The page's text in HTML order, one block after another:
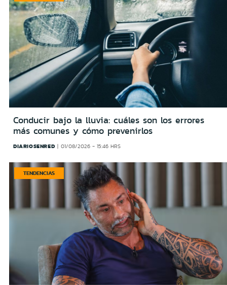
Conducir bajo la lluvia: cuáles son los errores
más comunes y cómo prevenirlos
DIARIOSENRED 01/08/2026 - 15:46 HRS
TENDENCIAS